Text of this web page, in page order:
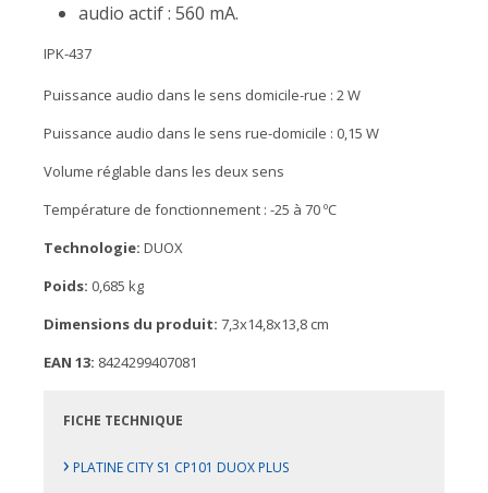
audio actif : 560 mA.
IPK-437
Puissance audio dans le sens domicile-rue : 2 W
Puissance audio dans le sens rue-domicile : 0,15 W
Volume réglable dans les deux sens
Température de fonctionnement : -25 à 70 ºC
Technologie: DUOX
Poids: 0,685 kg
Dimensions du produit: 7,3x14,8x13,8 cm
EAN 13: 8424299407081
FICHE TECHNIQUE
› PLATINE CITY S1 CP101 DUOX PLUS